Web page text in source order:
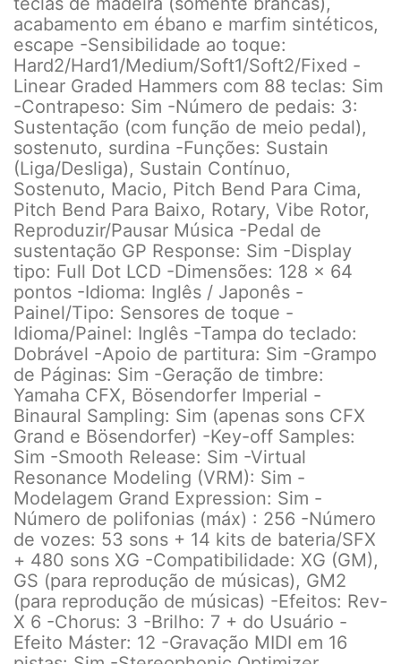
acabamento em ébano e marfim sintéticos,
escape -Sensibilidade ao toque:
Hard2/Hard1/Medium/Soft1/Soft2/Fixed -
Linear Graded Hammers com 88 teclas: Sim
-Contrapeso: Sim -Número de pedais: 3:
Sustentação (com função de meio pedal),
sostenuto, surdina -Funções: Sustain
(Liga/Desliga), Sustain Contínuo,
Sostenuto, Macio, Pitch Bend Para Cima,
Pitch Bend Para Baixo, Rotary, Vibe Rotor,
Reproduzir/Pausar Música -Pedal de
sustentação GP Response: Sim -Display
tipo: Full Dot LCD -Dimensões: 128 x 64
pontos -Idioma: Inglês / Japonês -
Painel/Tipo: Sensores de toque -
Idioma/Painel: Inglês -Tampa do teclado:
Dobrável -Apoio de partitura: Sim -Grampo
de Páginas: Sim -Geração de timbre:
Yamaha CFX, Bösendorfer Imperial -
Binaural Sampling: Sim (apenas sons CFX
Grand e Bösendorfer) -Key-off Samples:
Sim -Smooth Release: Sim -Virtual
Resonance Modeling (VRM): Sim -
Modelagem Grand Expression: Sim -
Número de polifonias (máx) : 256 -Número
de vozes: 53 sons + 14 kits de bateria/SFX
+ 480 sons XG -Compatibilidade: XG (GM),
GS (para reprodução de músicas), GM2
(para reprodução de músicas) -Efeitos: Rev-
X 6 -Chorus: 3 -Brilho: 7 + do Usuário -
Efeito Máster: 12 -Gravação MIDI em 16